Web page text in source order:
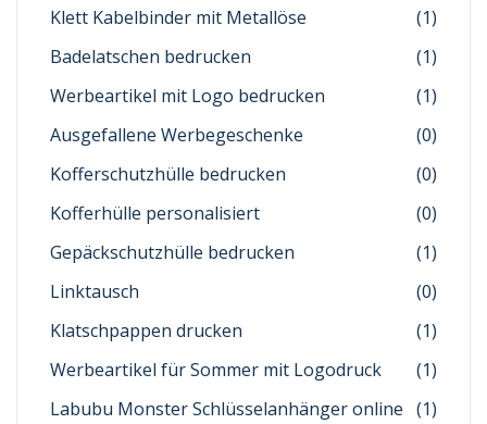
Klett Kabelbinder mit Metallöse
(1)
Badelatschen bedrucken
(1)
Werbeartikel mit Logo bedrucken
(1)
Ausgefallene Werbegeschenke
(0)
Kofferschutzhülle bedrucken
(0)
Kofferhülle personalisiert
(0)
Gepäckschutzhülle bedrucken
(1)
Linktausch
(0)
Klatschpappen drucken
(1)
Werbeartikel für Sommer mit Logodruck
(1)
Labubu Monster Schlüsselanhänger online (1)